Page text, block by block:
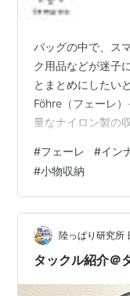
バッグの中で、ス
ク用品などが迷子
とまとめにしたい
Föhre（フェーレ
量なナイロン製の
付ければコンパク
徴と魅力 本体には
ストップ生地が採
意識した素材で、
野外イベントにも
195×高さ142×奥行
#フェーレ #イン
#小物収納
陸っぱり研究所
タックル紹介＠